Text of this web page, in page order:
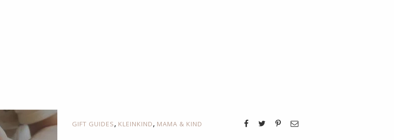
GIFT GUIDES, KLEINKIND, MAMA & KIND